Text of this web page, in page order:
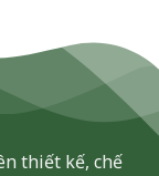
thiết kế, chế